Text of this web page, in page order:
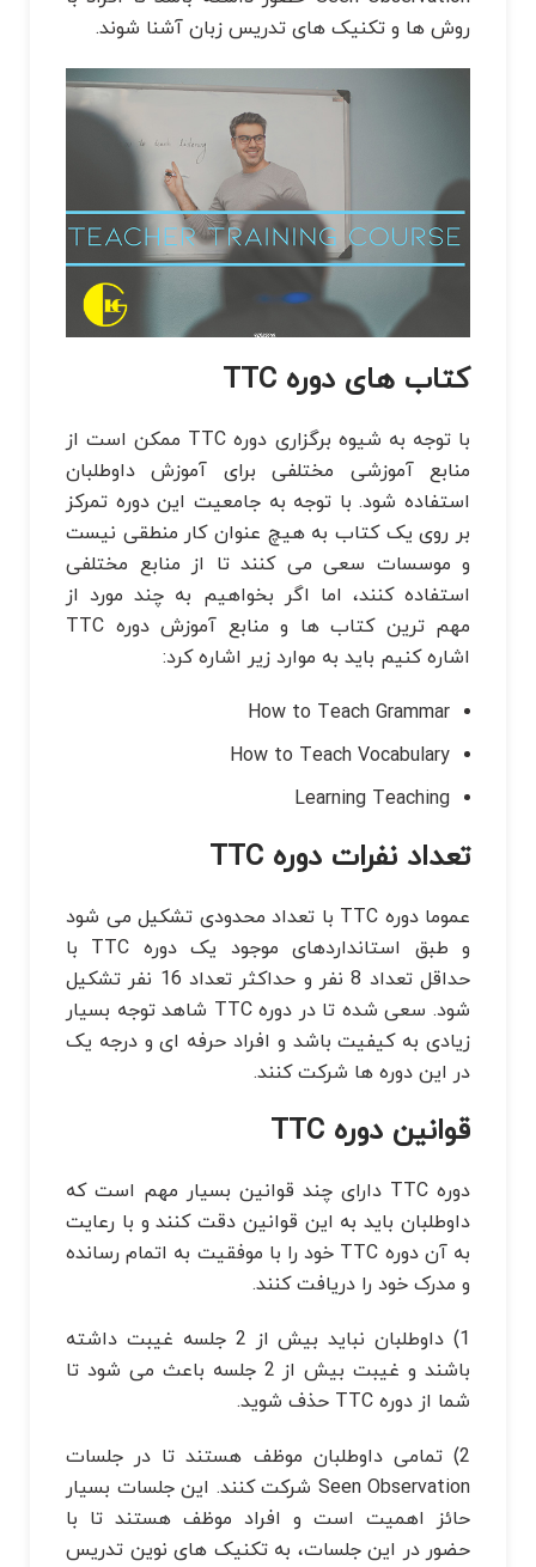
روش ها و تکنیک های تدریس زبان آشنا شوند.
کتاب های دوره TTC
با توجه به شیوه برگزاری دوره TTC ممکن است از
منابع آموزشی مختلفی برای آموزش داوطلبان
استفاده شود. با توجه به جامعیت این دوره تمرکز
بر روی یک کتاب به هیچ عنوان کار منطقی نیست
و موسسات سعی می کنند تا از منابع مختلفی
استفاده کنند، اما اگر بخواهیم به چند مورد از
مهم ترین کتاب ها و منابع آموزش دوره TTC
اشاره کنیم باید به موارد زیر اشاره کرد:
How to Teach Grammar
How to Teach Vocabulary
Learning Teaching
تعداد نفرات دوره TTC
عموما دوره TTC با تعداد محدودی تشکیل می شود
و طبق استانداردهای موجود یک دوره TTC با
حداقل تعداد 8 نفر و حداکثر تعداد 16 نفر تشکیل
شود. سعی شده تا در دوره TTC شاهد توجه بسیار
زیادی به کیفیت باشد و افراد حرفه ای و درجه یک
در این دوره ها شرکت کنند.
قوانین دوره TTC
دوره TTC دارای چند قوانین بسیار مهم است که
داوطلبان باید به این قوانین دقت کنند و با رعایت
به آن دوره TTC خود را با موفقیت به اتمام رسانده
و مدرک خود را دریافت کنند.
1) داوطلبان نباید بیش از 2 جلسه غیبت داشته
باشند و غیبت بیش از 2 جلسه باعث می شود تا
شما از دوره TTC حذف شوید.
2) تمامی داوطلبان موظف هستند تا در جلسات
Seen Observation شرکت کنند. این جلسات بسیار
حائز اهمیت است و افراد موظف هستند تا با
حضور در این جلسات، به تکنیک های نوین تدریس